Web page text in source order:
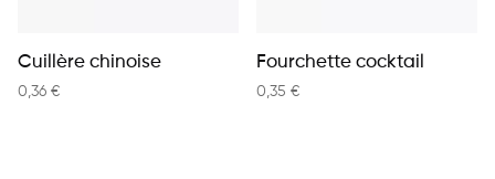
Cuillère chinoise
0,36 €
Fourchette cocktail
0,35 €